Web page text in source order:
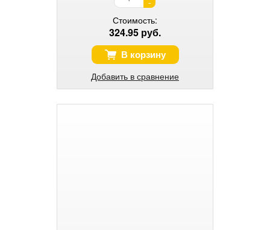
Стоимость:
324.95 руб.
В корзину
Добавить в сравнение